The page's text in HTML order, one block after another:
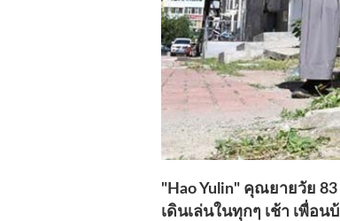
"Hao Yulin" คุณยายวัย
เดินเล่นในทุกๆ เช้า เพื่อ